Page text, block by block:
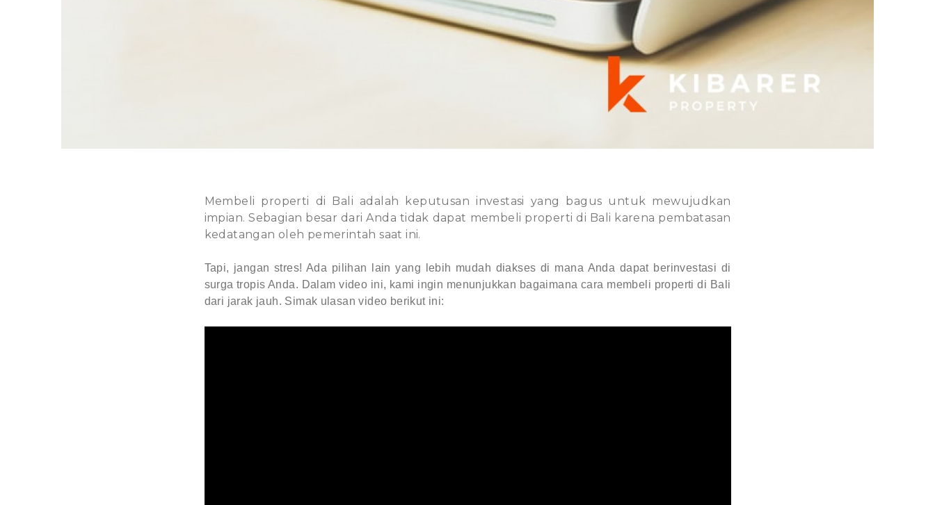
Membeli properti di Bali adalah keputusan investasi yang bagus untuk mewujudkan
impian. Sebagian besar dari Anda tidak dapat membeli properti di Bali karena pembatasan
kedatangan oleh pemerintah saat ini.
Tapi, jangan stres! Ada pilihan lain yang lebih mudah diakses di mana Anda dapat berinvestasi di
surga tropis Anda. Dalam video ini, kami ingin menunjukkan bagaimana cara membeli properti di Bali
dari jarak jauh. Simak ulasan video berikut ini: